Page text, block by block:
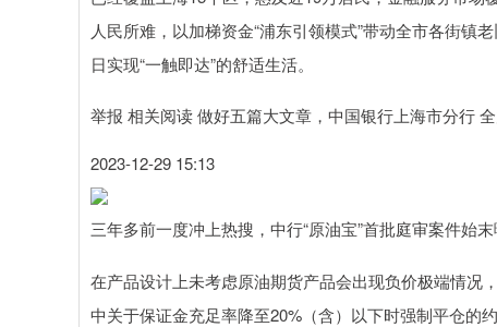
人民所难，以加梯资金“浦东引领模式”带动全市各街镇
日实现“一触即达”的舒适生活。
举报 相关阅读 做好五篇大文章，中国银行上海市分行
2023-12-29 15:13
三年多前一度冲上热搜，中行“原油宝”首批庭审案件始
在产品设计上未考虑原油期货产品会出现负价极端情况
中关于保证金充足率降至20%（含）以下时强制平仓的约